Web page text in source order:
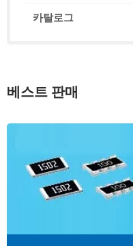
카탈로그
베스트 판매